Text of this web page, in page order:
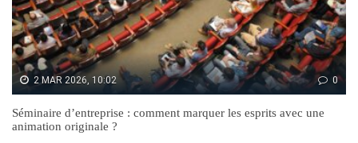
2 MAR 2026, 10:02 0
Séminaire d’entreprise : comment marquer les esprits avec une
animation originale ?